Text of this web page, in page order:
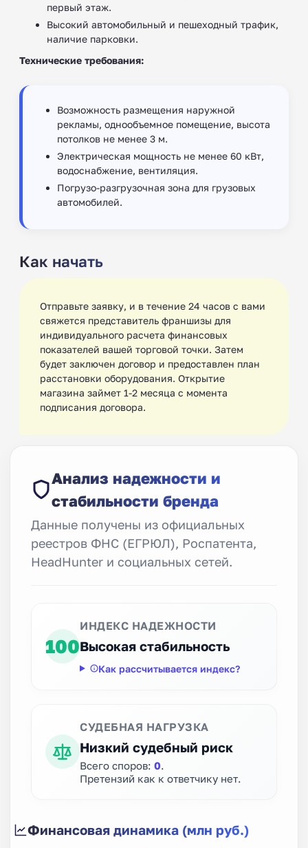
первый этаж.
Высокий автомобильный и пешеходный трафик,
наличие парковки.
Технические требования:
Возможность размещения наружной
рекламы, однообъемное помещение, высота
потолков не менее 3 м.
Электрическая мощность не менее 60 кВт,
водоснабжение, вентиляция.
Погрузо-разгрузочная зона для грузовых
автомобилей.
Как начать
Отправьте заявку, и в течение 24 часов с вами
свяжется представитель франшизы для
индивидуального расчета финансовых
показателей вашей торговой точки. Затем
будет заключен договор и предоставлен план
расстановки оборудования. Открытие
магазина займет 1-2 месяца с момента
подписания договора.
Анализ надежности и
стабильности бренда
Данные получены из официальных
реестров ФНС (ЕГРЮЛ), Роспатента,
HeadHunter и социальных сетей.
100
ИНДЕКС НАДЕЖНОСТИ
Высокая стабильность
Как рассчитывается индекс?
СУДЕБНАЯ НАГРУЗКА
Низкий судебный риск
Всего споров: 0
Претензий как к ответчику нет.
Финансовая динамика (млн руб.)